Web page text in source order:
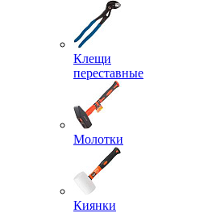
Клещи
переставные
Молотки
Киянки